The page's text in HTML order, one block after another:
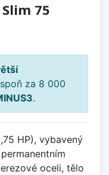
75
za 8 000
.
HP), vybavený
oceli, tělo